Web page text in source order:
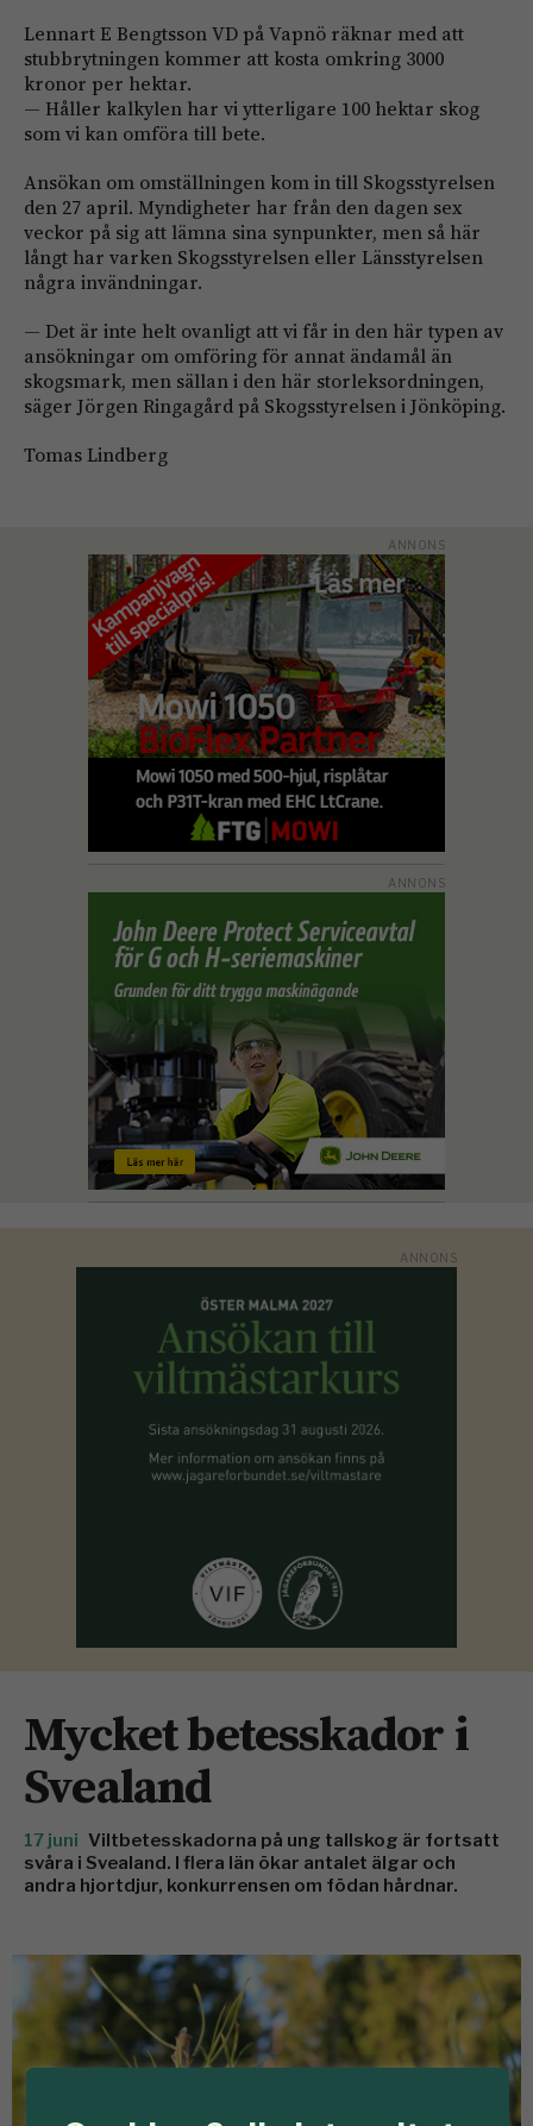
Lennart E Bengtsson VD på Vapnö räknar med att
stubbrytningen kommer att kosta omkring 3000
kronor per hektar.
— Håller kalkylen har vi ytterligare 100 hektar skog
som vi kan omföra till bete.
Ansökan om omställningen kom in till Skogsstyrelsen
den 27 april. Myndigheter har från den dagen sex
veckor på sig att lämna sina synpunkter, men så här
långt har varken Skogsstyrelsen eller Länsstyrelsen
några invändningar.
— Det är inte helt ovanligt att vi får in den här typen av
ansökningar om omföring för annat ändamål än
skogsmark, men sällan i den här storleksordningen,
säger Jörgen Ringagård på Skogsstyrelsen i Jönköping.
Tomas Lindberg
Mycket betesskador i
Svealand
17 juni Viltbetesskadorna på ung tallskog är fortsatt
svåra i Svealand. I flera län ökar antalet älgar och
andra hjortdjur, konkurrensen om födan hårdnar.